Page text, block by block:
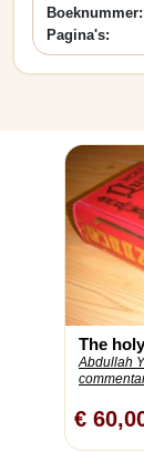
Boeknummer:
Pagina's:
The
Abdullah
€